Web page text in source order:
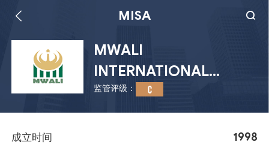
MISA
MWALI
INTERNATIONAL
SERVICES AUTHORITY
监管评级： C
成立时间 1998